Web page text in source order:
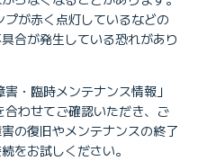
が赤く点灯しているなどの
合が発生している恐れがあり
・臨時メンテナンス情報」
合わせてご確認いただき、ご
の復旧やメンテナンスの終了
をお試しください。